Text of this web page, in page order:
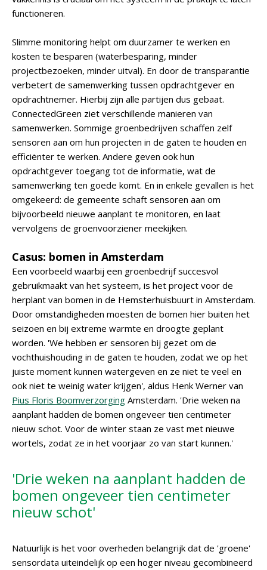
functioneren.
Slimme monitoring helpt om duurzamer te werken en
kosten te besparen (waterbesparing, minder
projectbezoeken, minder uitval). En door de transparantie
verbetert de samenwerking tussen opdrachtgever en
opdrachtnemer. Hierbij zijn alle partijen dus gebaat.
ConnectedGreen ziet verschillende manieren van
samenwerken. Sommige groenbedrijven schaffen zelf
sensoren aan om hun projecten in de gaten te houden en
efficiënter te werken. Andere geven ook hun
opdrachtgever toegang tot de informatie, wat de
samenwerking ten goede komt. En in enkele gevallen is het
omgekeerd: de gemeente schaft sensoren aan om
bijvoorbeeld nieuwe aanplant te monitoren, en laat
vervolgens de groenvoorziener meekijken.
Casus: bomen in Amsterdam
Een voorbeeld waarbij een groenbedrijf succesvol
gebruikmaakt van het systeem, is het project voor de
herplant van bomen in de Hemsterhuisbuurt in Amsterdam.
Door omstandigheden moesten de bomen hier buiten het
seizoen en bij extreme warmte en droogte geplant
worden. 'We hebben er sensoren bij gezet om de
vochthuishouding in de gaten te houden, zodat we op het
juiste moment kunnen watergeven en ze niet te veel en
ook niet te weinig water krijgen', aldus Henk Werner van
Pius Floris Boomverzorging Amsterdam. 'Drie weken na
aanplant hadden de bomen ongeveer tien centimeter
nieuw schot. Voor de winter staan ze vast met nieuwe
wortels, zodat ze in het voorjaar zo van start kunnen.'
'Drie weken na aanplant hadden de
bomen ongeveer tien centimeter
nieuw schot'
Natuurlijk is het voor overheden belangrijk dat de 'groene'
sensordata uiteindelijk op een hoger niveau gecombineerd